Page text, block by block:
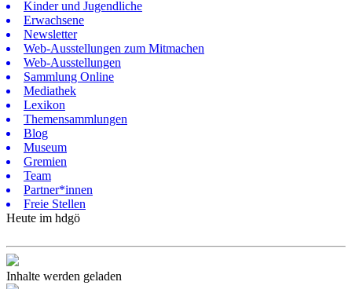
Kinder und Jugendliche
Erwachsene
Newsletter
Web-Ausstellungen zum Mitmachen
Web-Ausstellungen
Sammlung Online
Mediathek
Lexikon
Themensammlungen
Blog
Museum
Gremien
Team
Partner*innen
Freie Stellen
Heute im hdgö
Inhalte werden geladen